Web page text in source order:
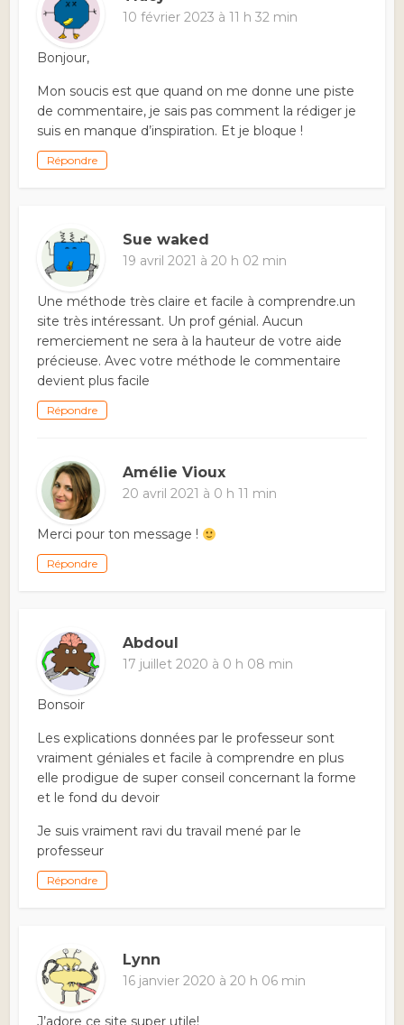
10 février 2023 à 11 h 32 min
Bonjour,
Mon soucis est que quand on me donne une piste
de commentaire, je sais pas comment la rédiger je
suis en manque d’inspiration. Et je bloque !
Répondre
Sue waked
19 avril 2021 à 20 h 02 min
Une méthode très claire et facile à comprendre.un
site très intéressant. Un prof génial. Aucun
remerciement ne sera à la hauteur de votre aide
précieuse. Avec votre méthode le commentaire
devient plus facile
Répondre
Amélie Vioux
20 avril 2021 à 0 h 11 min
Merci pour ton message !
Répondre
Abdoul
17 juillet 2020 à 0 h 08 min
Bonsoir
Les explications données par le professeur sont
vraiment géniales et facile à comprendre en plus
elle prodigue de super conseil concernant la forme
et le fond du devoir
Je suis vraiment ravi du travail mené par le
professeur
Répondre
Lynn
16 janvier 2020 à 20 h 06 min
J’adore ce site super utile!